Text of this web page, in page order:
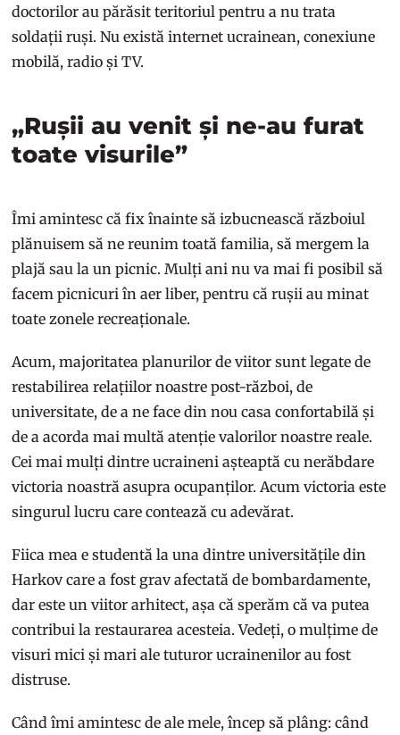
doctorilor au părăsit teritoriul pentru a nu trata
soldații ruși. Nu există internet ucrainean, conexiune
mobilă, radio și TV.
„Rușii au venit și ne-au furat
toate visurile”
Îmi amintesc că fix înainte să izbucnească războiul
plănuisem să ne reunim toată familia, să mergem la
plajă sau la un picnic. Mulți ani nu va mai fi posibil să
facem picnicuri în aer liber, pentru că rușii au minat
toate zonele recreaționale.
Acum, majoritatea planurilor de viitor sunt legate de
restabilirea relațiilor noastre post-război, de
universitate, de a ne face din nou casa confortabilă și
de a acorda mai multă atenție valorilor noastre reale.
Cei mai mulți dintre ucraineni așteaptă cu nerăbdare
victoria noastră asupra ocupanților. Acum victoria este
singurul lucru care contează cu adevărat.
Fiica mea e studentă la una dintre universitățile din
Harkov care a fost grav afectată de bombardamente,
dar este un viitor arhitect, așa că sperăm că va putea
contribui la restaurarea acesteia. Vedeți, o mulțime de
visuri mici și mari ale tuturor ucrainenilor au fost
distruse.
Când îmi amintesc de ale mele, încep să plâng: când